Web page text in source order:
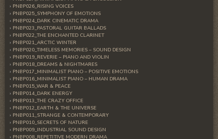
PNBP026_RISING VOICES
PNBP025_SYMPHONY OF EMOTIONS
PNBP024_DARK CINEMATIC DRAMA
PNBP023_PASTORAL GUITAR BALLADS
PNBP022_THE ENCHANTED CLARINET
PNBP021_ARCTIC WINTER
PNBP020_TIMELESS MEMORIES – SOUND DESIGN
PNBP019_REVERIE – PIANO AND VIOLIN
PNBP018_DREAMS & NIGHTMARES
PNBP017_MINIMALIST PIANO – POSITIVE EMOTIONS
PNBP016_MINIMALIST PIANO – HUMAN DRAMA
PNBP015_WAR & PEACE
PNBP014_DARK ENERGY
PNBP013_THE CRAZY OFFICE
PNBP012_EARTH & THE UNIVERSE
PNBP011_STRANGE & CONTEMPORARY
PNBP010_SECRETS OF NATURE
PNBP009_INDUSTRIAL SOUND DESIGN
PNBP008_REPETITIVE MODERN DRAMA